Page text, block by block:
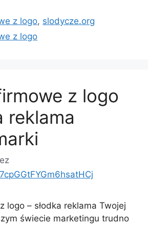
z logo, slodycze.org
z logo
z logo
reklama
logo – słodka reklama Twojej
świecie marketingu trudno